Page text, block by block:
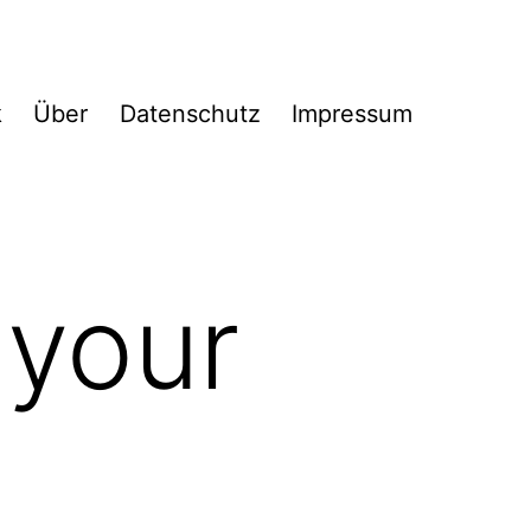
Über Datenschutz Impressum